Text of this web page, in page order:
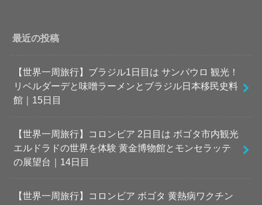
最近の投稿
【世界一周旅行】ブラジル1日目は サンパウロ 観光！
リベルダーデと味噌ラーメンとブラジル日本移民史料
館｜15日目
【世界一周旅行】コロンビア 2日目は ボゴタ市内観光
エルドラドの世界を体験 黄金博物館とモンセラッテ
の展望台｜14日目
【世界一周旅行】コロンビア ボゴタ 黄熱病ワクチン